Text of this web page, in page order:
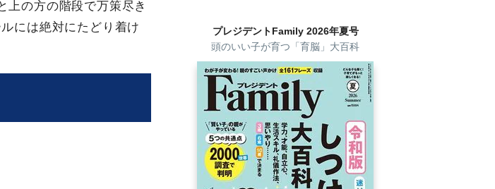
上の方の階段で万策尽き
には絶対にたどり着け
プレジデントFamily 2026年夏号
頭のいい子が育つ「育脳」大百科